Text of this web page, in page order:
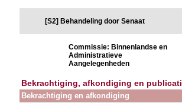
[S2] Behandeling door Senaat
Commissie: Binnenlandse en
Administratieve
Aangelegenheden
Bekrachtiging, afkondiging en
Bekrachtiging en afkondiging